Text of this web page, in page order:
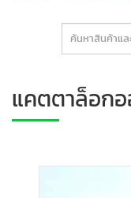
แคตตาล็อก